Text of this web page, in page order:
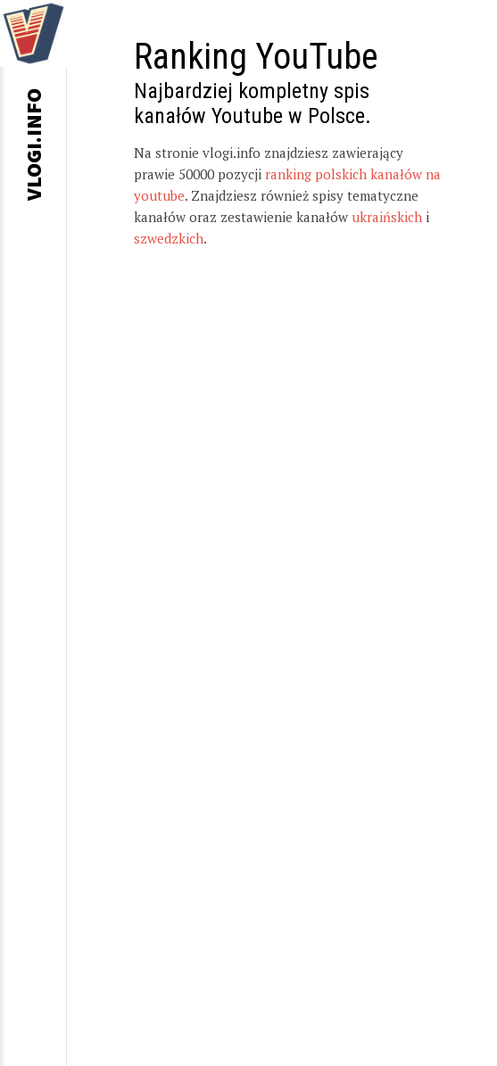
Ranking YouTube
Najbardziej kompletny spis
kanałów Youtube w Polsce.
Na stronie vlogi.info znajdziesz zawierający
prawie 50000 pozycji ranking polskich kanałów na
youtube. Znajdziesz również spisy tematyczne
kanałów oraz zestawienie kanałów ukraińskich i
szwedzkich.
VLOGI.INFO